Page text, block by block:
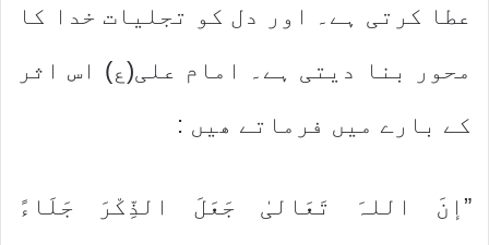
عطا کرتی ہے۔ اور دل کو تجلیات خدا کا
محور بنا دیتی ہے۔ امام علی(ع) اس اثر
کے بارے میں فرماتے ھیں :
”إنَ اللہَ تَعَالیٰ جَعَلَ الذِّکْرَ جَلَاءً